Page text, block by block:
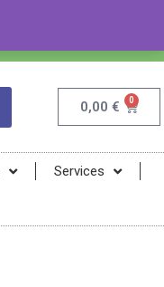
0,00€ 0
Services